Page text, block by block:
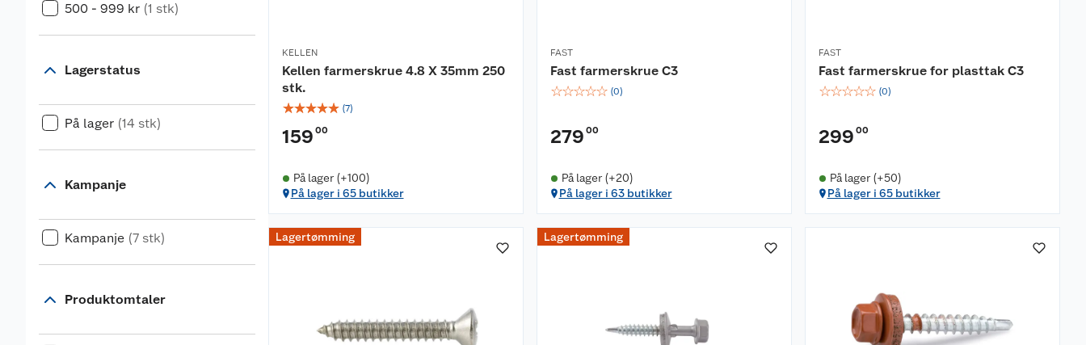
500 - 999 kr (1 stk)
Lagerstatus
På lager (14 stk)
Kampanje
Kampanje (7 stk)
Produktomtaler
KELLEN
Kellen farmerskrue 4.8 X 35mm 250
stk.
☆☆☆☆☆ (7)
159 00
På lager (+100)
På lager i 65 butikker
FAST
Fast farmerskrue C3
☆☆☆☆☆ (0)
279 00
På lager (+20)
På lager i 63 butikker
FAST
Fast farmerskrue for plasttak C3
☆☆☆☆☆ (0)
299 00
På lager (+50)
På lager i 65 butikker
Lagertømming Lagertømming